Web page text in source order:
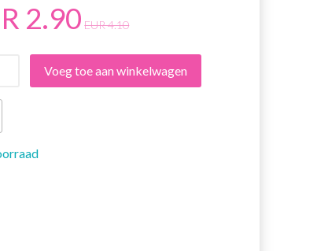
2.90 EUR 4.10
Voeg toe aan winkelwagen